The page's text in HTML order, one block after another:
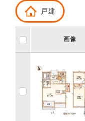
戸建
画像